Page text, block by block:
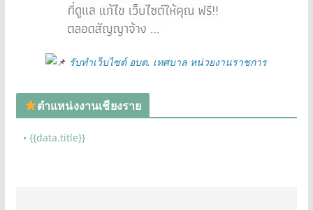
รับทำเว็บไซต์ อบต. เทศบาล หน่วยงานราชการ
ตำแหน่งงานเชียงราย
• {{data.title}}